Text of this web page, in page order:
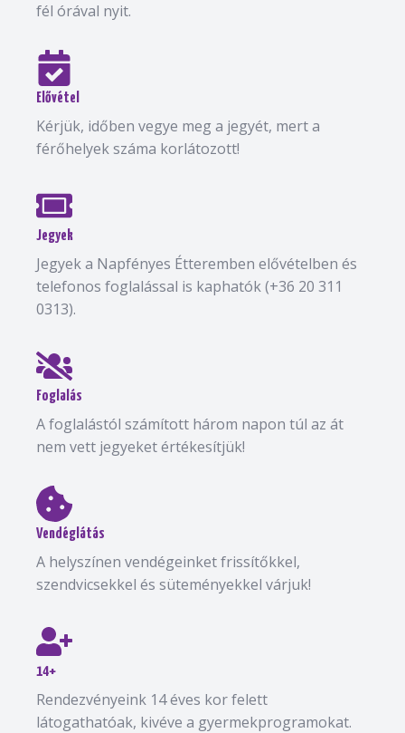
fél órával nyit.
Elővétel
Kérjük, időben vegye meg a jegyét, mert a
férőhelyek száma korlátozott!
Jegyek
Jegyek a Napfényes Étteremben elővételben és
telefonos foglalással is kaphatók (+36 20 311
0313).
Foglalás
A foglalástól számított három napon túl az át
nem vett jegyeket értékesítjük!
Vendéglátás
A helyszínen vendégeinket frissítőkkel,
szendvicsekkel és süteményekkel várjuk!
14+
Rendezvényeink 14 éves kor felett
látogathatóak, kivéve a gyermekprogramokat.